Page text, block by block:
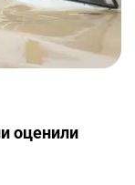
оценили